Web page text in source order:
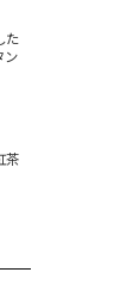
た
ン
茶